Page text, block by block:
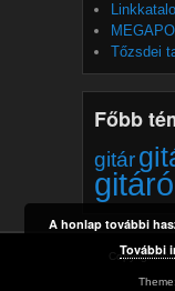
Tőzsdei
Főbb
gitár
Copyright ©
A honlap további
További